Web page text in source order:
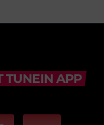
TUNEIN APP